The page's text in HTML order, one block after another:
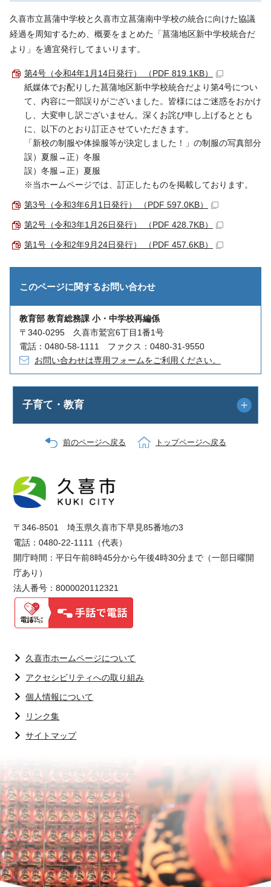
久喜市立菖蒲中学校と久喜市立菖蒲南中学校の統合に向けた協議
経過を周知するため、概要をまとめた「菖蒲地区新中学校統合だ
より」を適宜発行してまいります。
第4号（令和4年1月14日発行） （PDF 819.1KB）
紙媒体でお配りした菖蒲地区新中学校統合だより第4号につい
て、内容に一部誤りがございました。皆様にはご迷惑をおかけ
し、大変申し訳ございません。深くお詫び申し上げるととも
に、以下のとおり訂正させていただきます。
「新校の制服や体操服等が決定しました！」の制服の写真部分
誤）夏服→正）冬服
誤）冬服→正）夏服
※当ホームページでは、訂正したものを掲載しております。
第3号（令和3年6月1日発行） （PDF 597.0KB）
第2号（令和3年1月26日発行） （PDF 428.7KB）
第1号（令和2年9月24日発行） （PDF 457.6KB）
このページに関するお問い合わせ
教育部 教育総務課 小・中学校再編係
〒340-0295 久喜市鷲宮6丁目1番1号
電話：0480-58-1111 ファクス：0480-31-9550
お問い合わせは専用フォームをご利用ください。
子育て・教育
前のページへ戻る トップページへ戻る
〒346-8501 埼玉県久喜市下早見85番地の3
電話：0480-22-1111（代表）
開庁時間：平日午前8時45分から午後4時30分まで（一部日曜開
庁あり）
法人番号：8000020112321
久喜市ホームページについて
アクセシビリティへの取り組み
個人情報について
リンク集
サイトマップ